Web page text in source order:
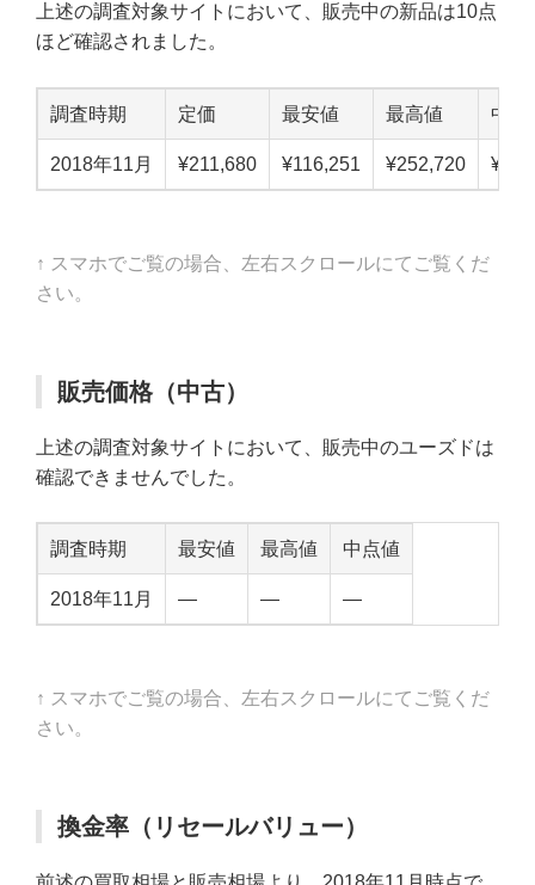
上述の調査対象サイトにおいて、販売中の新品は10点
ほど確認されました。
調査時期 定価 最安値 最高値 中点
2018年11月 ¥211,680 ¥116,251 ¥252,720
↑ スマホでご覧の場合、左右スクロールにてご覧くだ
さい。
販売価格（中古）
上述の調査対象サイトにおいて、販売中のユーズドは
確認できませんでした。
調査時期 最安値 最高値 中点値
2018年11月 — — —
↑ スマホでご覧の場合、左右スクロールにてご覧くだ
さい。
換金率（リセールバリュー）